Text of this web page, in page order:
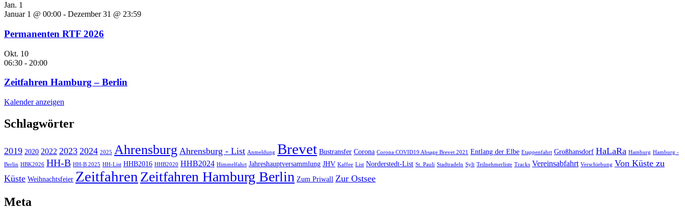
Jan. 1
Januar 1 @ 00:00 - Dezember 31 @ 23:59
Permanenten RTF 2026
Okt. 10
06:30 - 20:00
Zeitfahren Hamburg – Berlin
Kalender anzeigen
Schlagwörter
2019 2020 2022 2023 2024 2025 Ahrensburg Ahrensburg - List Anmeldung Brevet Bustransfer Corona Corona COVID19 Absage Brevet 2021 Entlang der Elbe Etappenfahrt Großhansdorf HaLaRa Hamburg Hamburg -
Berlin HBK2026 HH-B HH-B 2025 HH-List HHB2016 HHB2020 HHB2024 Himmelfahrt Jahreshauptversammlung JHV Kaffee List Norderstedt-List St. Pauli Stadtradeln Sylt Teilnehmerliste Tracks Vereinsabfahrt Verschiebung Von Küste zu
Küste Weihnachtsfeier Zeitfahren Zeitfahren Hamburg Berlin Zum Priwall Zur Ostsee
Meta